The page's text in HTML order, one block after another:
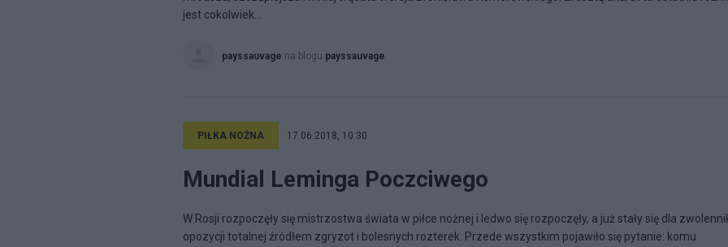
jest cokolwiek...
payssauvage na blogu payssauvage
PIŁKA NOŻNA 17.06.2018, 10:30
Mundial Leminga Poczciwego
W Rosji rozpoczęły się mistrzostwa świata w piłce nożnej i ledwo się rozpoczęły, a już stały się dla
opozycji totalnej źródłem zgryzot i bolesnych rozterek. Przede wszystkim pojawiło się pytanie: komu